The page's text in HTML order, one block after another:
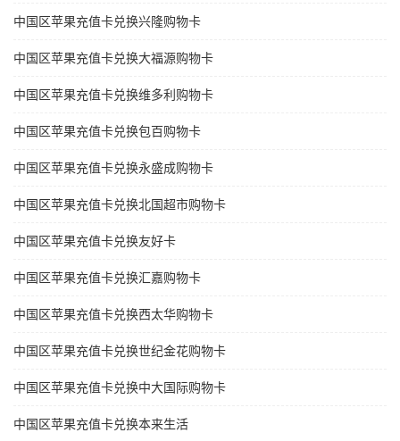
中国区苹果充值卡兑换兴隆购物卡
中国区苹果充值卡兑换大福源购物卡
中国区苹果充值卡兑换维多利购物卡
中国区苹果充值卡兑换包百购物卡
中国区苹果充值卡兑换永盛成购物卡
中国区苹果充值卡兑换北国超市购物卡
中国区苹果充值卡兑换友好卡
中国区苹果充值卡兑换汇嘉购物卡
中国区苹果充值卡兑换西太华购物卡
中国区苹果充值卡兑换世纪金花购物卡
中国区苹果充值卡兑换中大国际购物卡
中国区苹果充值卡兑换本来生活